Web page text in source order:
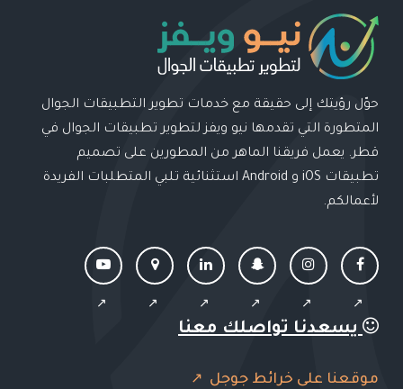
حوّل رؤيتك إلى حقيقة مع خدمات تطوير التطبيقات الجوال
المتطورة التي تقدمها نيو ويفز لتطوير تطبيقات الجوال في
قطر. يعمل فريقنا الماهر من المطورين على تصميم
تطبيقات iOS و Android استثنائية تلبي المتطلبات الفريدة
لأعمالكم.
يسعدنا تواصلك معنا
موقعنا على خرائط جوجل